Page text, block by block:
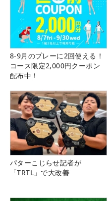
8-9月のプレーに2回使える！
コース限定2,000円クーポン
配布中！
パターこじらせ記者が
「TRTL」で大改善